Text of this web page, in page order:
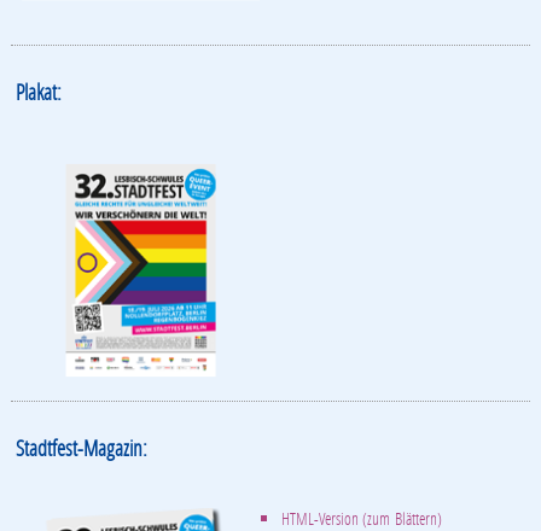
Plakat:
Stadtfest-Magazin:
HTML-Version (zum Blättern)